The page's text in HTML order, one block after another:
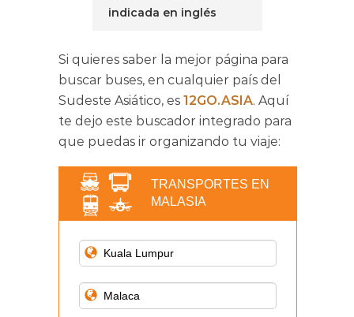
indicada en inglés
Si quieres saber la mejor página para
buscar buses, en cualquier país del
Sudeste Asiático, es 12GO.ASIA. Aquí
te dejo este buscador integrado para
que puedas ir organizando tu viaje:
TRANSPORTES EN
MALASIA